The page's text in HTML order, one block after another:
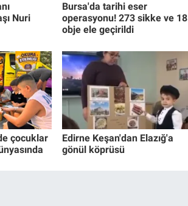
Nuri
Bursa'da tarihi eser
operasyonu! 273 sikke ve 18
obje ele geçirildi
çocuklar
Edirne Keşan'dan Elazığ'a
gönül köprüsü